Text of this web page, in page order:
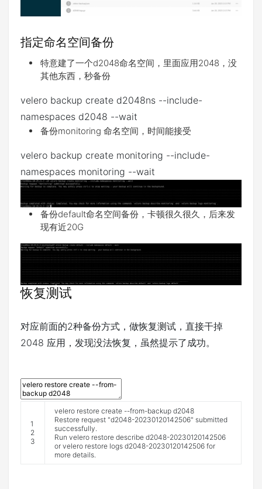
指定命名空间备份
特意建了一个d2048命名空间，里面应用2048，没
其他东西，秒备份
velero backup create d2048ns --include-
namespaces d2048 --wait
备份monitoring 命名空间，时间能接受
velero backup create monitoring --include-
namespaces monitoring --wait
备份default命名空间备份，卡顿很久很久，后来发
现有近20G
恢复测试
对应前面的2种备份方式，做恢复测试，直接干掉
2048 应用，发现没法恢复，虽然提示了成功。
1
2
3
velero restore create --from-backup d2048
Restore request "d2048-20230120142506" submitted
successfully
Run velero restore describe d2048-20230120142506
or velero restore logs d2048-20230120142506 for
more details